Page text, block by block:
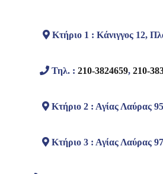
Κτήριο 1 : Κάνιγγος 12,
Τηλ. : 210-3824659, 210-
Κτήριο 2 : Αγίας Λαύρας
Κτήριο 3 : Αγίας Λαύρας